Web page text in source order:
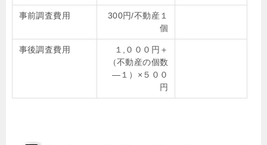
事前調査費用
300円/不動産１
個
事後調査費用
１,０００円＋
（不動産の個数
―１）×５００
円